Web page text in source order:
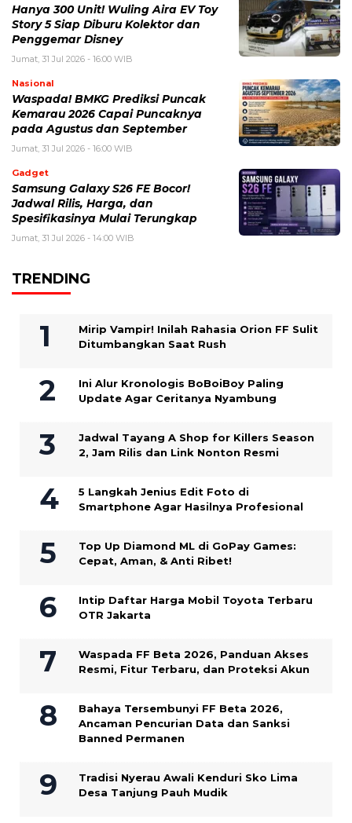
Hanya 300 Unit! Wuling Aira EV Toy
Story 5 Siap Diburu Kolektor dan
Penggemar Disney
Jumat, 31 Jul 2026 - 16:00 WIB
Nasional
Waspada! BMKG Prediksi Puncak
Kemarau 2026 Capai Puncaknya
pada Agustus dan September
Jumat, 31 Jul 2026 - 16:00 WIB
Gadget
Samsung Galaxy S26 FE Bocor!
Jadwal Rilis, Harga, dan
Spesifikasinya Mulai Terungkap
Jumat, 31 Jul 2026 - 14:00 WIB
TRENDING
Mirip Vampir! Inilah Rahasia Orion FF Sulit
Ditumbangkan Saat Rush
Ini Alur Kronologis BoBoiBoy Paling
Update Agar Ceritanya Nyambung
Jadwal Tayang A Shop for Killers Season
2, Jam Rilis dan Link Nonton Resmi
5 Langkah Jenius Edit Foto di
Smartphone Agar Hasilnya Profesional
Top Up Diamond ML di GoPay Games:
Cepat, Aman, & Anti Ribet!
Intip Daftar Harga Mobil Toyota Terbaru
OTR Jakarta
Waspada FF Beta 2026, Panduan Akses
Resmi, Fitur Terbaru, dan Proteksi Akun
Bahaya Tersembunyi FF Beta 2026,
Ancaman Pencurian Data dan Sanksi
Banned Permanen
Tradisi Nyerau Awali Kenduri Sko Lima
Desa Tanjung Pauh Mudik